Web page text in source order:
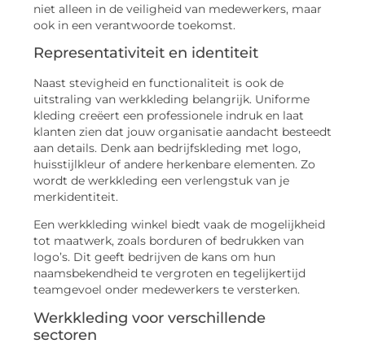
niet alleen in de veiligheid van medewerkers, maar
ook in een verantwoorde toekomst.
Representativiteit en identiteit
Naast stevigheid en functionaliteit is ook de
uitstraling van werkkleding belangrijk. Uniforme
kleding creëert een professionele indruk en laat
klanten zien dat jouw organisatie aandacht besteedt
aan details. Denk aan bedrijfskleding met logo,
huisstijlkleur of andere herkenbare elementen. Zo
wordt de werkkleding een verlengstuk van je
merkidentiteit.
Een werkkleding winkel biedt vaak de mogelijkheid
tot maatwerk, zoals borduren of bedrukken van
logo’s. Dit geeft bedrijven de kans om hun
naamsbekendheid te vergroten en tegelijkertijd
teamgevoel onder medewerkers te versterken.
Werkkleding voor verschillende
sectoren